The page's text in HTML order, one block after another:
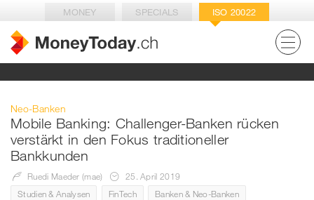
MONEY SPECIALS ISO 20022
Neo-Banken
Mobile Banking: Challenger-Banken rücken
verstärkt in den Fokus traditioneller
Bankkunden
Ruedi Maeder (mae)
25. April 2019
Studien & Analysen
FinTech
Banken & Neo-Banken